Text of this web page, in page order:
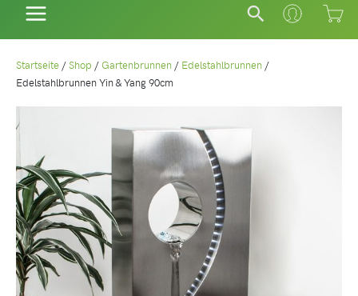
Suchen
Startseite /Shop /Gartenbrunnen / Edelstahlbrunnen /
Edelstahlbrunnen Yin & Yang 90cm